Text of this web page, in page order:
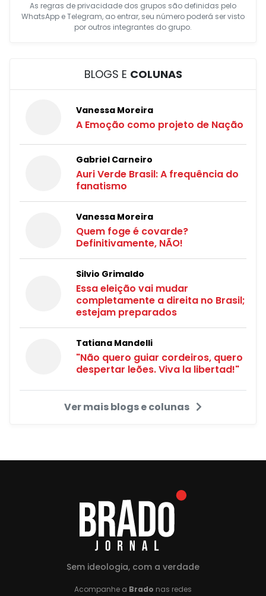
As regras de privacidade dos grupos são definidas pelo
WhatsApp e Telegram, ao entrar, seu número poderá ser visto
por outros integrantes do grupo.
BLOGS E COLUNAS
Vanessa Moreira
A Emoção como projeto de Nação
Gabriel Carneiro
Auri Verde Brasil: A frequência do
fanatismo
Vanessa Moreira
Quem foge é covarde?
Definitivamente, NÃO!
Silvio Grimaldo
Essa eleição vai mudar
completamente a direita no Brasil;
estejam preparados
Tatiana Mandelli
"Não quero guiar cordeiros, quero
despertar leões. Viva la libertad!"
Ver mais blogs e colunas
Sem ideologia, com a verdade
Acompanhe a Brado nas redes